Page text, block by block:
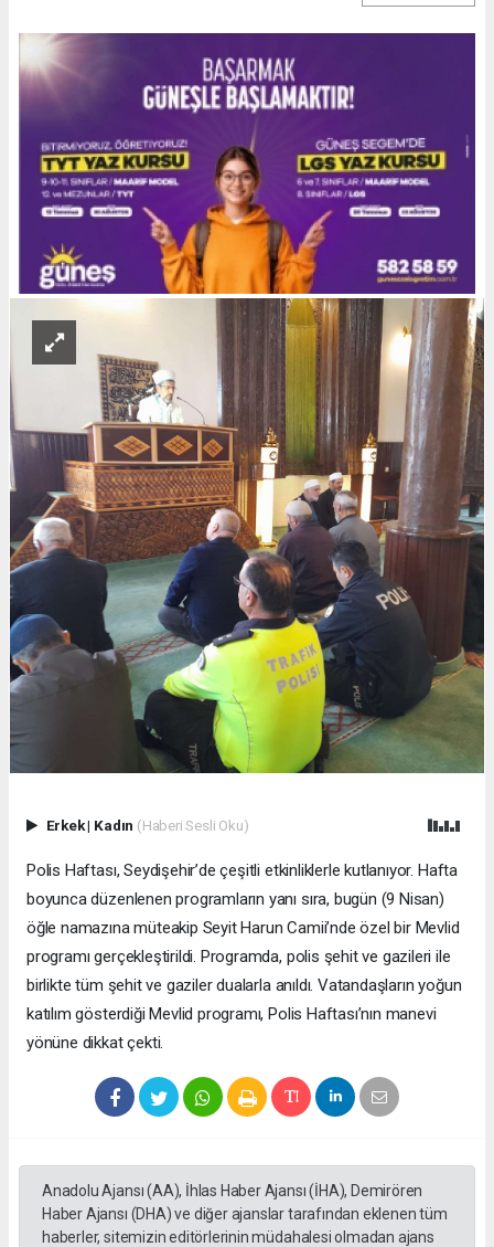
Erkek| Kadın (Haberi Sesli Oku)
Polis Haftası, Seydişehir’de çeşitli etkinliklerle kutlanıyor. Hafta
boyunca düzenlenen programların yanı sıra, bugün (9 Nisan)
öğle namazına müteakip Seyit Harun Camii’nde özel bir Mevlid
programı gerçekleştirildi. Programda, polis şehit ve gazileri ile
birlikte tüm şehit ve gaziler dualarla anıldı. Vatandaşların yoğun
katılım gösterdiği Mevlid programı, Polis Haftası’nın manevi
yönüne dikkat çekti.
Anadolu Ajansı (AA), İhlas Haber Ajansı (İHA), Demirören
Haber Ajansı (DHA) ve diğer ajanslar tarafından eklenen tüm
haberler, sitemizin editörlerinin müdahalesi olmadan ajans